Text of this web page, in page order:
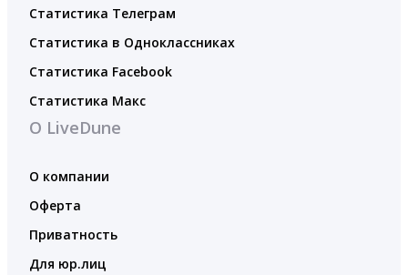
Статистика Телеграм
Статистика в Одноклассниках
Статистика Facebook
Статистика Макс
О LiveDune
О компании
Оферта
Приватность
Для юр.лиц